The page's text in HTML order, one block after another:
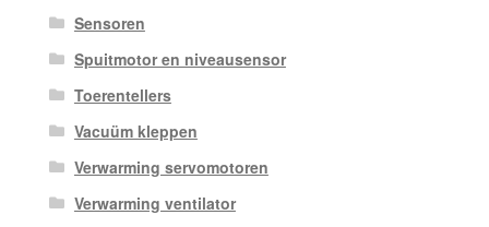
Sensoren
Spuitmotor en niveausensor
Toerentellers
Vacuüm kleppen
Verwarming servomotoren
Verwarming ventilator